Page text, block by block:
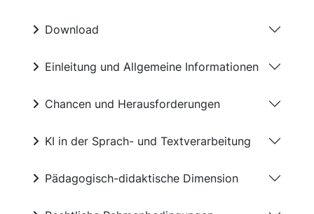
Download
Einleitung und Allgemeine Informationen
Chancen und Herausforderungen
KI in der Sprach- und Textverarbeitung
Pädagogisch-didaktische Dimension